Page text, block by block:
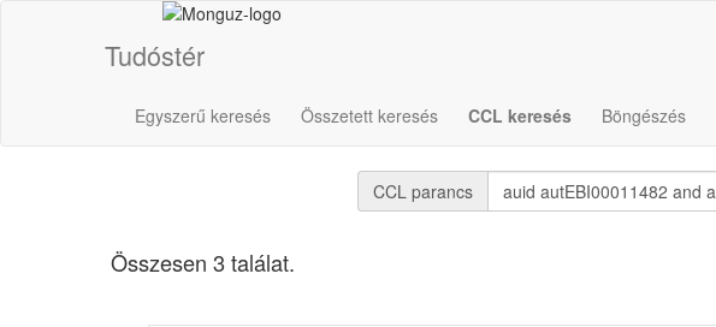
Tudóstér
Egyszerű keresés Összetett keresés CCL keresés Böngészés
CCL parancs
Összesen 3 találat.